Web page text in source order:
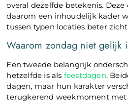
overal dezelfde betekenis.
daarom een inhoudelijk kader
tussen typen locaties beter
Waarom zondag niet gelijk
Een tweede belangrijk
hetzelfde is als feestdagen.
dagen, maar hun karakter
terugkerend weekmoment met